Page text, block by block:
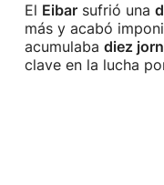
El Eibar sufrió una
más y acabó
acumulaba diez
clave en la lucha